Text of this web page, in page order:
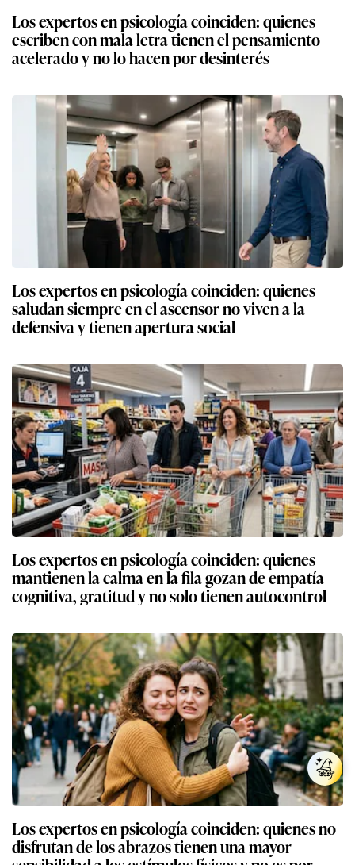
Los expertos en psicología coinciden: quienes
escriben con mala letra tienen el pensamiento
acelerado y no lo hacen por desinterés
Los expertos en psicología coinciden: quienes
saludan siempre en el ascensor no viven a la
defensiva y tienen apertura social
Los expertos en psicología coinciden: quienes
mantienen la calma en la fila gozan de empatía
cognitiva, gratitud y no solo tienen autocontrol
Los expertos en psicología coinciden: quienes no
disfrutan de los abrazos tienen una mayor